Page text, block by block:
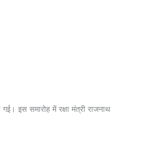
इस समारोह में रक्षा मंत्री राजनाथ